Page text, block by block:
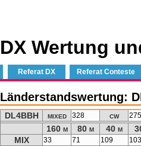
DX Wertung
Referat DX Referat Conteste
Länderstandswertung:
DL4BBH mixed 328 cw
160 m 80 m 40 m
MIX
33 71 109